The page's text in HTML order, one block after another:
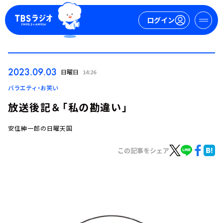
ログイン
ログイン
TBS Podcast
2023.09.03 日曜日 14:26
バラエティ・お笑い
放送後記＆「私の勘違い」
安住紳一郎の日曜天国
この記事をシェア